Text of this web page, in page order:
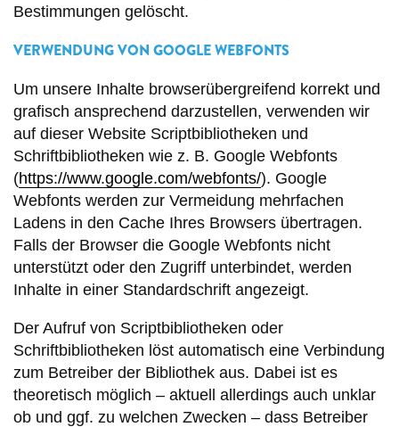
Bestimmungen gelöscht.
VERWENDUNG VON GOOGLE WEBFONTS
Um unsere Inhalte browserübergreifend korrekt und
grafisch ansprechend darzustellen, verwenden wir
auf dieser Website Scriptbibliotheken und
Schriftbibliotheken wie z. B. Google Webfonts
(https://www.google.com/webfonts/). Google
Webfonts werden zur Vermeidung mehrfachen
Ladens in den Cache Ihres Browsers übertragen.
Falls der Browser die Google Webfonts nicht
unterstützt oder den Zugriff unterbindet, werden
Inhalte in einer Standardschrift angezeigt.
Der Aufruf von Scriptbibliotheken oder
Schriftbibliotheken löst automatisch eine Verbindung
zum Betreiber der Bibliothek aus. Dabei ist es
theoretisch möglich – aktuell allerdings auch unklar
ob und ggf. zu welchen Zwecken – dass Betreiber